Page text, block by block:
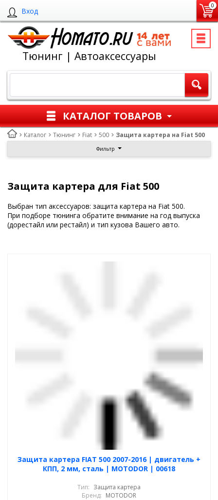
Вход
0
Тюнинг | Автоаксессуары
КАТАЛОГ ТОВАРОВ
Каталог Тюнинг Fiat 500 Защита картера на Fiat 500
Фильтр
Защита картера для Fiat 500
Выбран тип аксессуаров: защита картера на Fiat 500.
При подборе тюнинга обратите внимание на год выпуска
(дорестайл или рестайл) и тип кузова Вашего авто.
Защита картера FIAT 500 2007-2016 | двигатель +
КПП, 2 мм, сталь | MOTODOR | 00618
Тип: Защита картера
Бренд: MOTODOR